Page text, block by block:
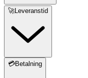
🚀Leveranstid
💳Betalning